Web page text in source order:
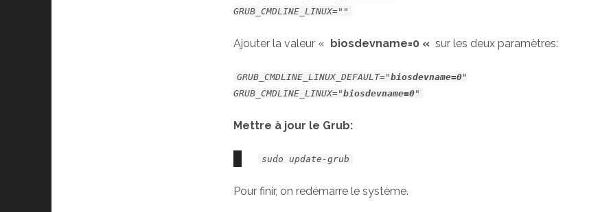
GRUB_CMDLINE_LINUX=""
Ajouter la valeur « biosdevname=0 « sur les deux paramètres:
GRUB_CMDLINE_LINUX_DEFAULT="biosdevname=0"
GRUB_CMDLINE_LINUX="biosdevname=0"
Mettre à jour le Grub:
sudo update-grub
Pour finir, on redémarre le système.